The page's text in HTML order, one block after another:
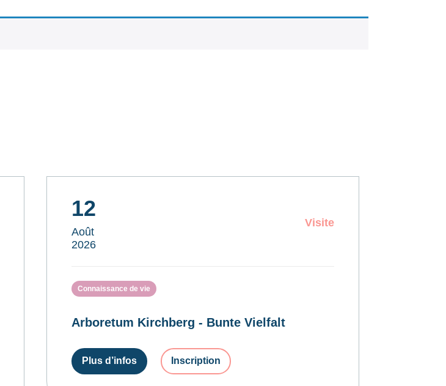
12
Août
2026
Visite
Connaissance de vie
Arboretum Kirchberg - Bunte Vielfalt
Plus d’infos Inscription